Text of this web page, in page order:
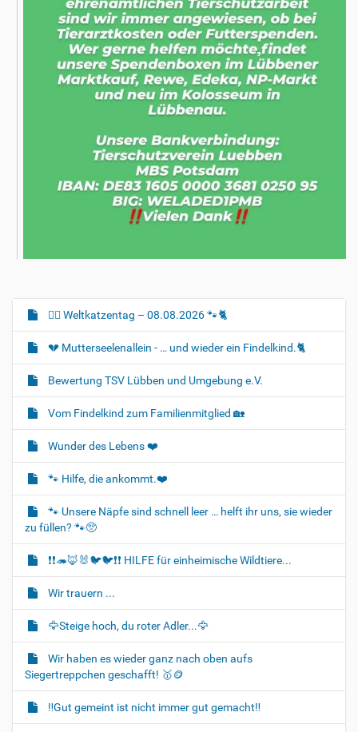
N
a
v
g
a
t
i
o
n
🐈‍🐾 Weltkatzentag – 08.08.2026 🐾🐈
💔 Mutterseelenallein - … und wieder ein Findelkind.🐈‍
Bewertung TSV Lübben und Umgebung e.V.
Vom Findelkind zum Familienmitglied 🏡
Wunder des Lebens ❤️
🐾 Hilfe, die ankommt.❤️
🐾 Unsere Näpfe sind schnell leer … helft ihr uns, sie wieder
zu füllen? 🐾🥺
❗❗🦔🦊🐰🐦‍🐦❗❗ HILFE für einheimische Wildtiere...
Wir trauern ...
🦅Steige hoch, du roter Adler...🦅
Wir haben es wieder ganz nach oben aufs
Siegertreppchen geschafft! 🥇🪙
‼️Gut gemeint ist nicht immer gut gemacht‼️